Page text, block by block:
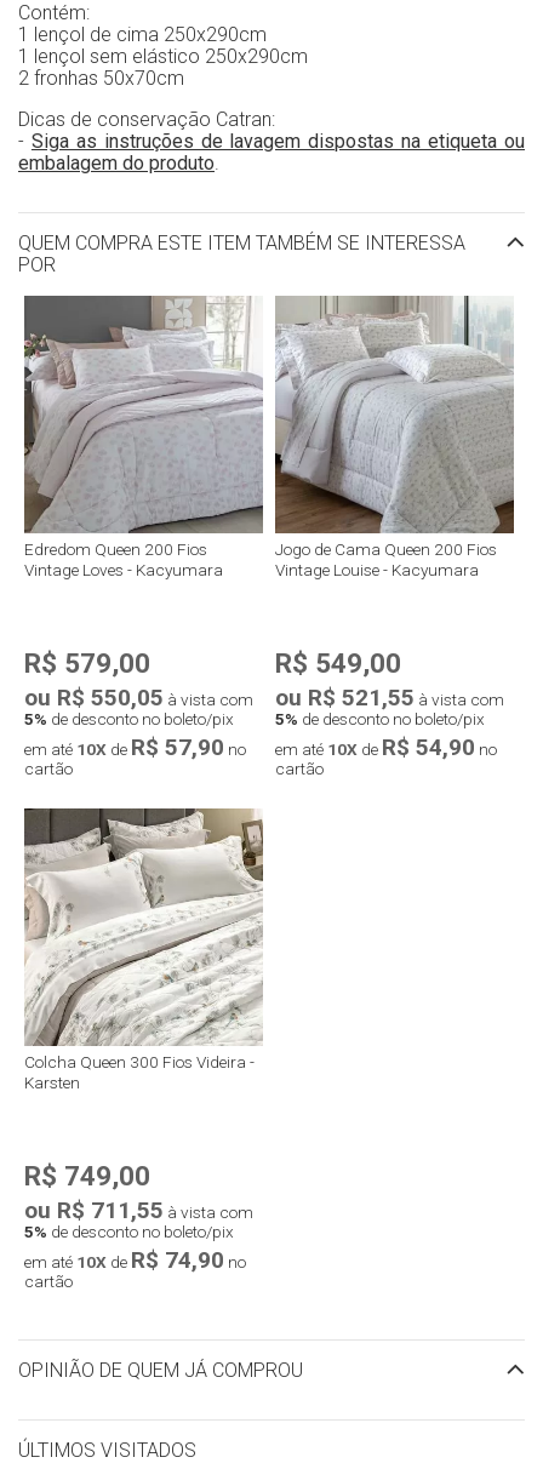
Contém:
1 lençol de cima 250x290cm
1 lençol sem elástico 250x290cm
2 fronhas 50x70cm
Dicas de conservação Catran:
- Siga as instruções de lavagem dispostas na etiqueta ou
embalagem do produto
QUEM COMPRA ESTE ITEM TAMBÉM SE INTERESSA
POR
Edredom Queen 200 Fios
Vintage Loves - Kacyumara
R$ 579,00
ou R$ 550,05 à vista com
5% de desconto no boleto/pix
em até 10X de R$ 57,90 no
cartão
Jogo de Cama Queen 200 Fios
Vintage Louise - Kacyumara
R$ 549,00
ou R$ 521,55 à vista com
5% de desconto no boleto/pix
em até 10X de R$ 54,90 no
cartão
Colcha Queen 300 Fios Videira -
Karsten
R$ 749,00
ou R$ 711,55 à vista com
5% de desconto no boleto/pix
em até 10X de R$ 74,90 no
cartão
OPINIÃO DE QUEM JÁ COMPROU
ÚLTIMOS VISITADOS